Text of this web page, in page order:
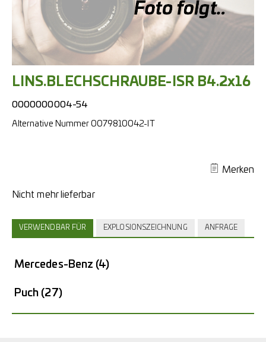
LINS.BLECHSCHRAUBE-ISR B4.2x16
0000000004-54
Alternative Nummer 0079810042-IT
Merken
VERWENDBAR FÜR EXPLOSIONSZEICHNUNG ANFRAGE
Mercedes-Benz (4)
Puch (27)